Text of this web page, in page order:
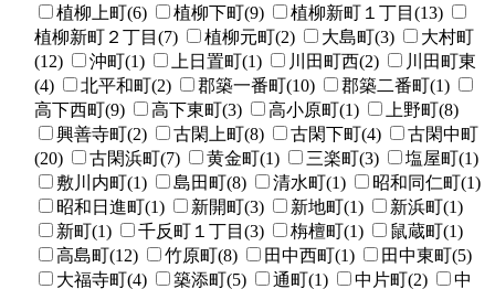
植柳上町(6)
植柳下町(9)
植柳新町１丁目(13)
植柳新町２丁目(7)
植柳元町(2) 大島町(3)
大村町
(12)
沖町(1) 上日置町(1) 川田町西(2)
川田町東
(4)
北平和町(2) 郡築一番町(10)
郡築二番町(1)
高下西町(9)
高下東町(3) 高小原町(1)
上野町(8)
興善寺町(2)
古閑上町(8) 古閑下町(4)
古閑中町
(20)
古閑浜町(7) 黄金町(1) 三楽町(3)
塩屋町(1)
敷川内町(1)
島田町(8) 清水町(1)
昭和同仁町(1)
昭和日進町(1)
新開町(3) 新地町(1)
新浜町(1)
新町(1)
千反町１丁目(3) 栴檀町(1)
鼠蔵町(1)
高島町(12)
竹原町(8) 田中西町(1)
田中東町(5)
大福寺町(4)
築添町(5) 通町(1) 中片町(2)
中